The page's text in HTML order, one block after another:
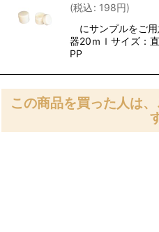
(税込: 198円)
にサンプルをご用
器20ｍｌサイズ：
PP
この商品を買った人は